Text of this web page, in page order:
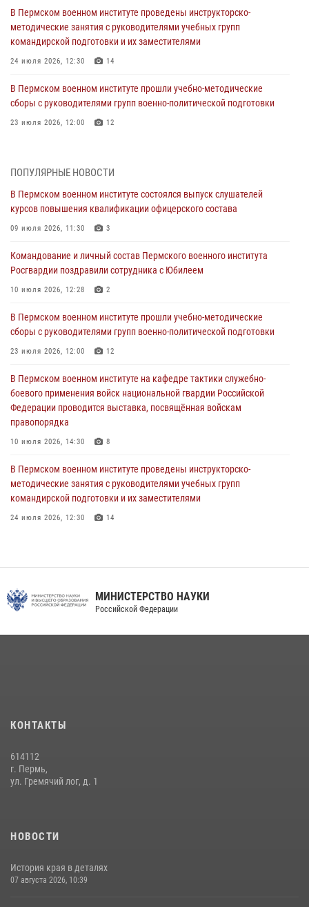
В Пермском военном институте проведены инструкторско-
методические занятия с руководителями учебных групп
командирской подготовки и их заместителями
24 июля 2026, 12:30 14
В Пермском военном институте прошли учебно-методические
сборы с руководителями групп военно-политической подготовки
23 июля 2026, 12:00 12
Федерации проводится выставка, посвящённая войскам
правопорядка
10 июля 2026, 14:30 8
Росгвардии поздравили сотрудника с Юбилеем
10 июля 2026, 12:28 2
курсов повышения квалификации офицерского состава
09 июля 2026, 11:30 3
по набору абитуриентов из числа граждан, прошедших и не
проходивших военную службу
08 июля 2026, 09:36 2
Военнослужащие Пермского военного института приняли участие в
боксу
07 июля 2026, 10:30 4
ПОПУЛЯРНЫЕ НОВОСТИ
В Пермском военном институте состоялся выпуск слушателей
курсов повышения квалификации офицерского состава
09 июля 2026, 11:30 3
Командование и личный состав Пермского военного института
Росгвардии поздравили сотрудника с Юбилеем
10 июля 2026, 12:28 2
В Пермском военном институте прошли учебно-методические
сборы с руководителями групп военно-политической подготовки
23 июля 2026, 12:00 12
В Пермском военном институте на кафедре тактики служебно-
боевого применения войск национальной гвардии Российской
Федерации проводится выставка, посвящённая войскам
правопорядка
10 июля 2026, 14:30 8
В Пермском военном институте проведены инструкторско-
методические занятия с руководителями учебных групп
командирской подготовки и их заместителями
24 июля 2026, 12:30 14
В подразделениях военного института проведено военно-
равноапостольного великого князя Владимира – крестителя Руси,
07 августа 2026, 10:39
МИНИСТЕРСТВО НАУКИ
Российской Федерации
КОНТАКТЫ
614112
г. Пермь,
ул. Гремячий лог, д. 1
НОВОСТИ
История края в деталях
07 августа 2026, 10:39